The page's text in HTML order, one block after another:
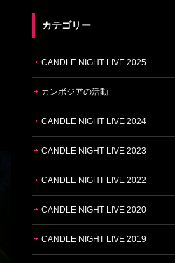
カテゴリー
CANDLE NIGHT LIVE 2025
カンボジアの活動
CANDLE NIGHT LIVE 2024
CANDLE NIGHT LIVE 2023
CANDLE NIGHT LIVE 2022
CANDLE NIGHT LIVE 2020
CANDLE NIGHT LIVE 2019